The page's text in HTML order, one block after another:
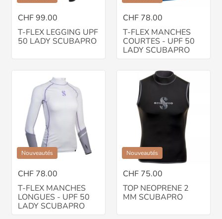
CHF 99.00
T-FLEX LEGGING UPF
50 LADY SCUBAPRO
CHF 78.00
T-FLEX MANCHES
COURTES - UPF 50
LADY SCUBAPRO
Nouveautés
CHF 78.00
T-FLEX MANCHES
LONGUES - UPF 50
LADY SCUBAPRO
Nouveautés
CHF 75.00
TOP NEOPRENE 2
MM SCUBAPRO